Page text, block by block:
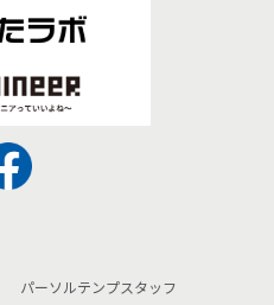
パーソルテンプスタッフ